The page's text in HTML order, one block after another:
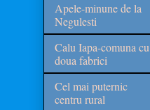
Apele-minune de la
Negulesti
Calu Iapa-comuna cu
doua fabrici
Cel mai puternic
centru rural